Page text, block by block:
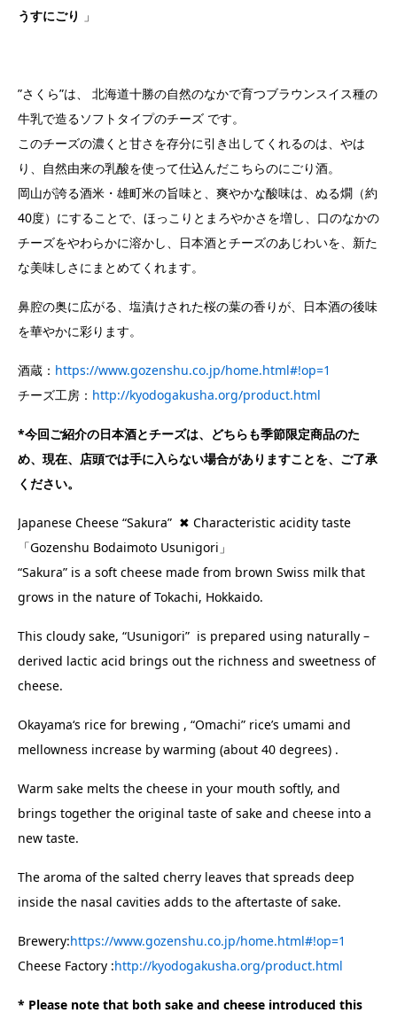
うすにごり
」
”さくら”は、 北海道十勝の自然のなかで育つブラウンスイス種の
牛乳で造るソフトタイプのチーズ です。
このチーズの濃くと甘さを存分に引き出してくれるのは、やは
り、自然由来の乳酸を使って仕込んだこちらのにごり酒。
岡山が誇る酒米・雄町米の旨味と、爽やかな酸味は、ぬる燗（約
40度）にすることで、ほっこりとまろやかさを増し、口のなかの
チーズをやわらかに溶かし、日本酒とチーズのあじわいを、新た
な美味しさにまとめてくれます。
鼻腔の奥に広がる、塩漬けされた桜の葉の香りが、日本酒の後味
を華やかに彩ります。
酒蔵： https://www.gozenshu.co.jp/home.html#!op=1
チーズ工房： http://kyodogakusha.org/product.html
*今回ご紹介の日本酒とチーズは、どちらも季節限定商品のた
め、現在、店頭では手に入らない場合がありますことを、ご了承
ください。
Japanese Cheese “Sakura” ✖ Characteristic acidity taste
「Gozenshu Bodaimoto Usunigori」
“Sakura” is a soft cheese made from brown Swiss milk that
grows in the nature of Tokachi, Hokkaido.
This cloudy sake, “Usunigori” is prepared using naturally –
derived lactic acid brings out the richness and sweetness of
cheese.
Okayama‘s rice for brewing , “Omachi” rice’s umami and
mellowness increase by warming (about 40 degrees) .
Warm sake melts the cheese in your mouth softly, and
brings together the original taste of sake and cheese into a
new taste.
The aroma of the salted cherry leaves that spreads deep
inside the nasal cavities adds to the aftertaste of sake.
Brewery:https://www.gozenshu.co.jp/home.html#!op=1
Cheese Factory :http://kyodogakusha.org/product.html
* Please note that both sake and cheese introduced this